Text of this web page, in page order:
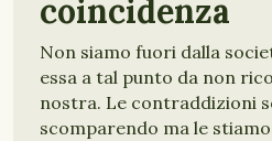
coincidenza
Non siamo fuori dalla
essa a tal punto da non
nostra. Le contraddizioni
scomparendo ma le